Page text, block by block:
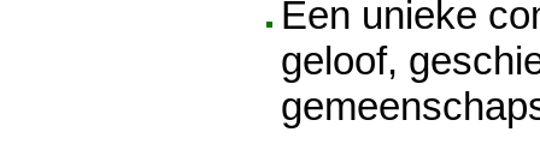
Een unieke
geloof,